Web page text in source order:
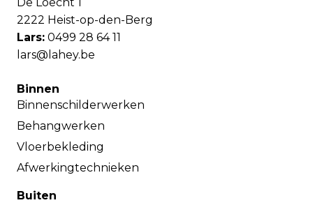
2222 Heist-op-den-Berg
Lars: 0499 28 64 11
lars@lahey.be
Binnen
Binnenschilderwerken
Behangwerken
Vloerbekleding
Afwerkingtechnieken
Buiten